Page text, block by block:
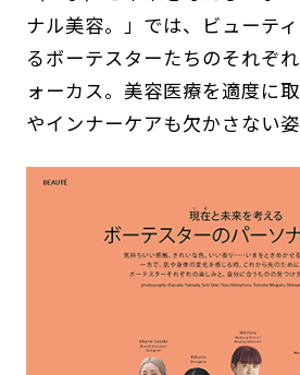
ナル美容。」では、ビューテ
るボーテスターたちのそれぞ
ォーカス。美容医療を適度に
やインナーケアも欠かさない姿